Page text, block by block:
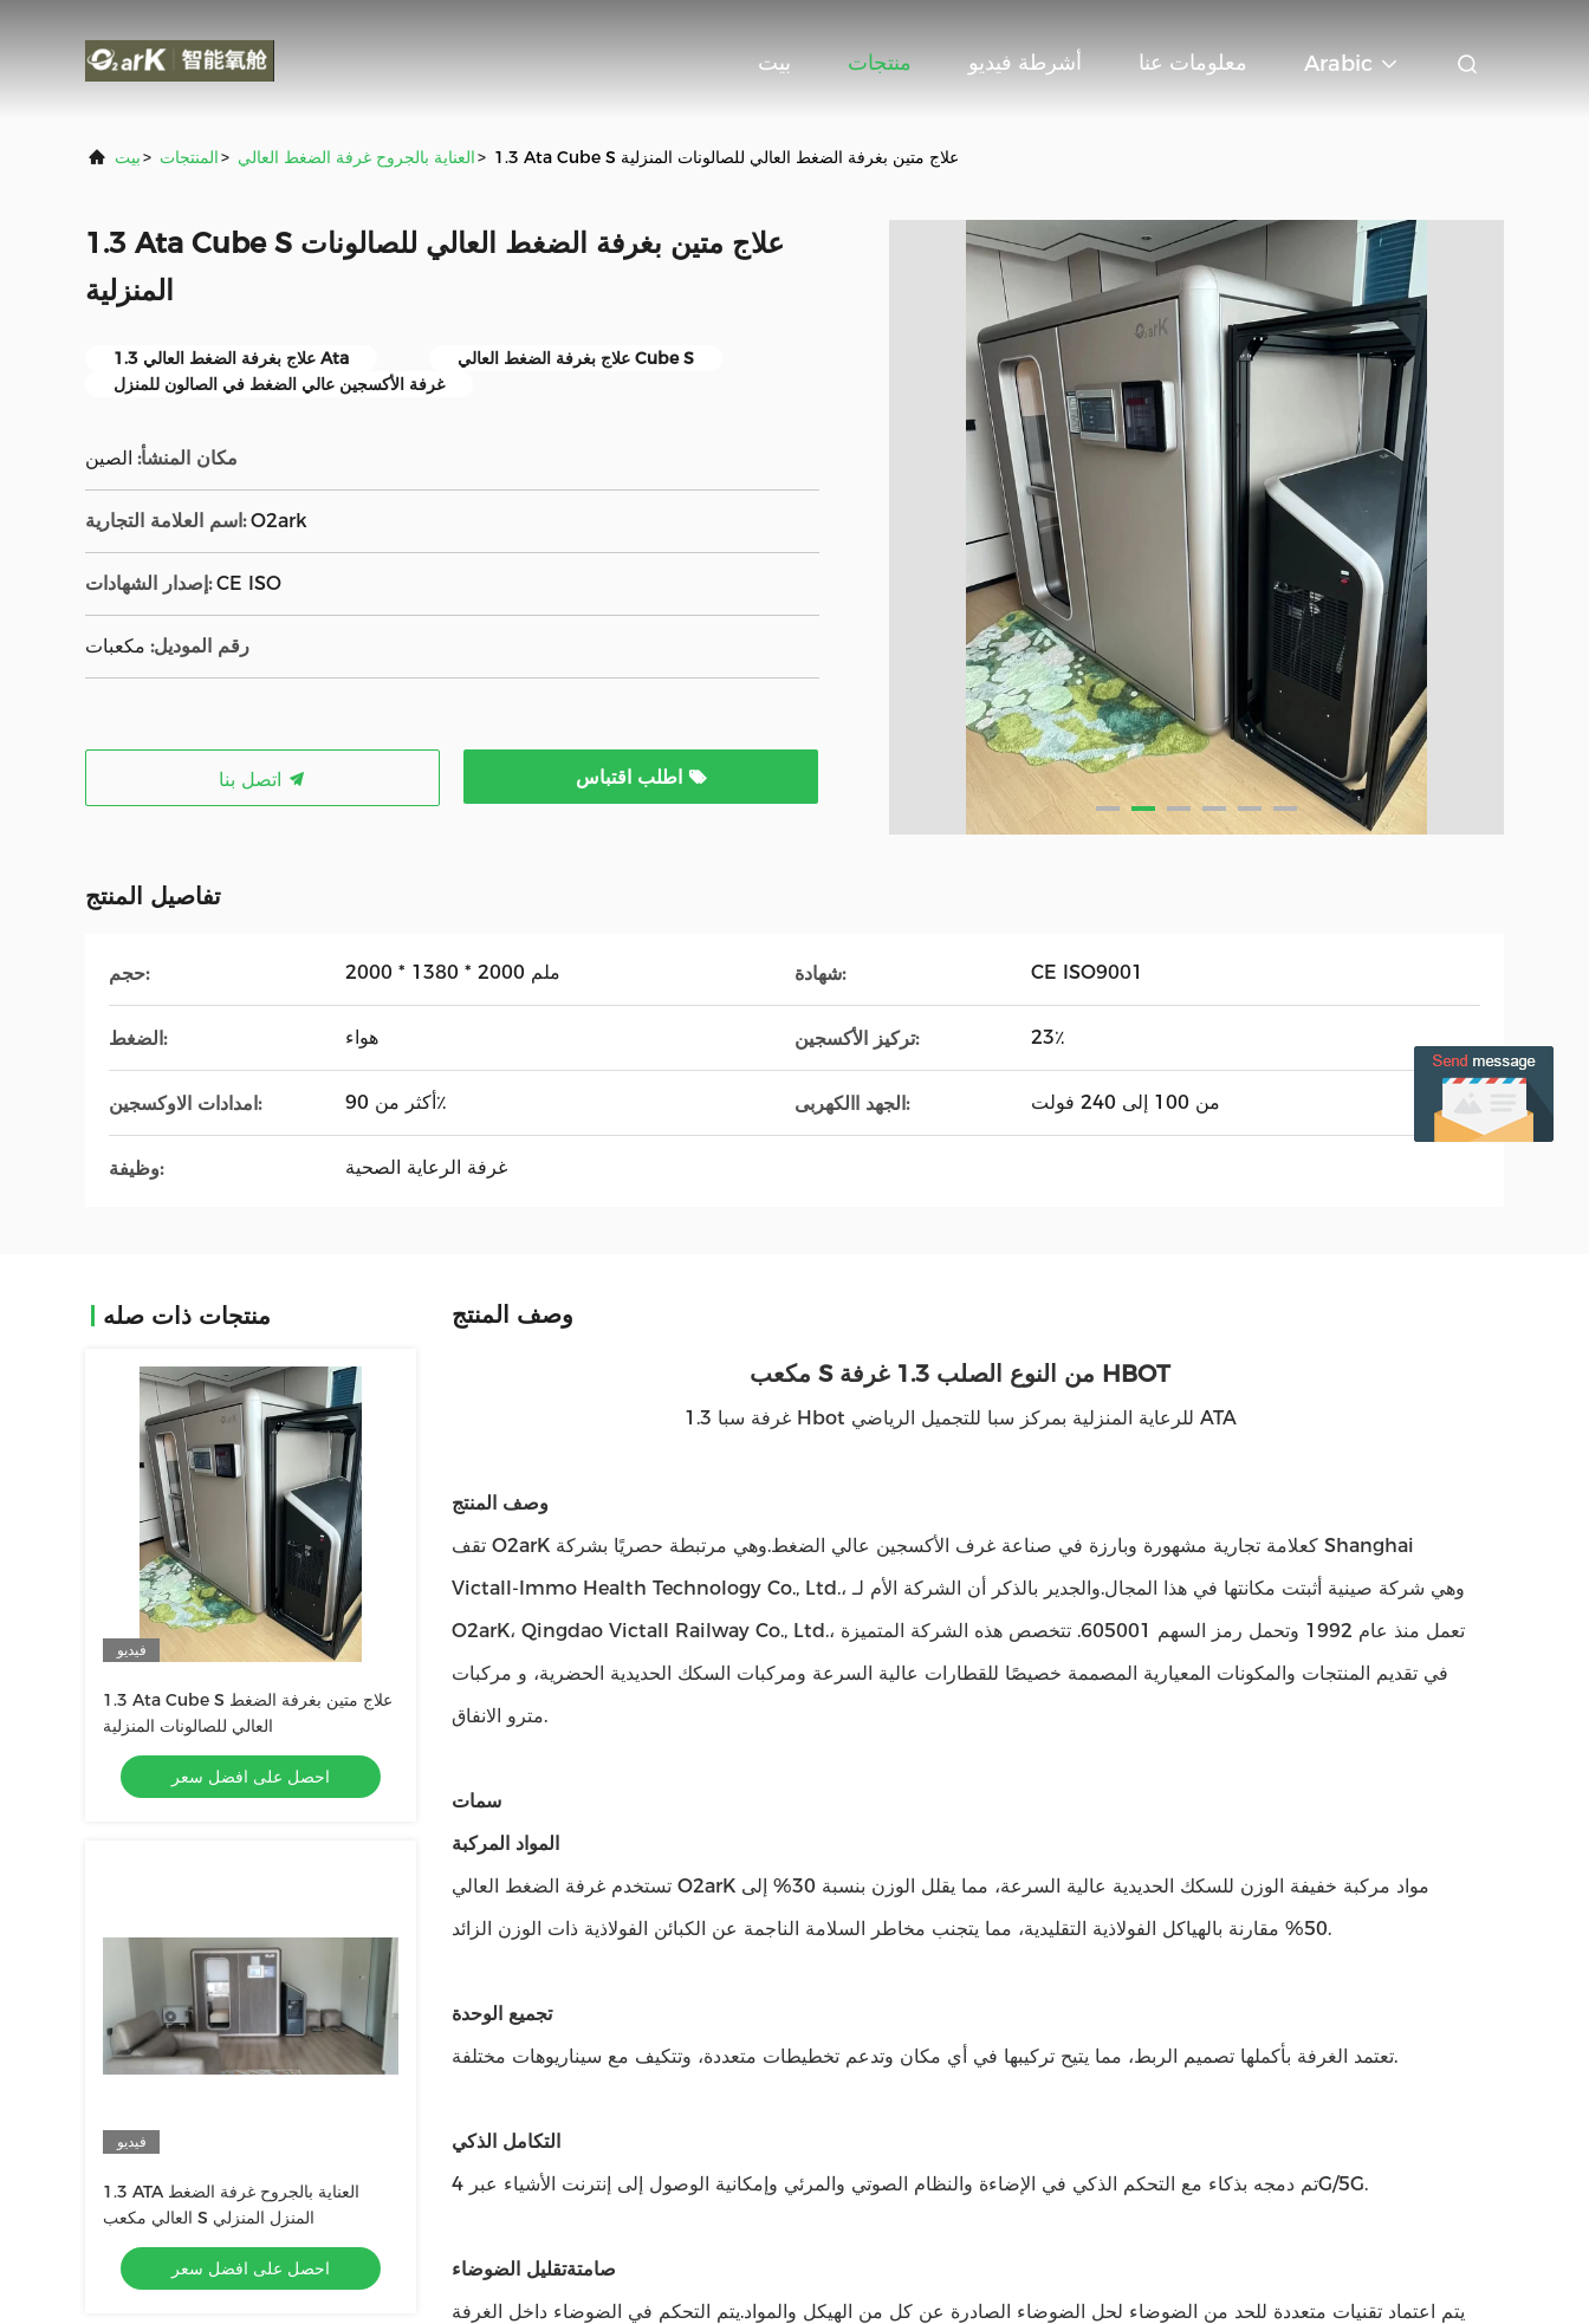
بيت منتجات أشرطة فيديو معلومات عنا Arabic
بيت> المنتجات> العناية بالجروح غرفة الضغط العالي> 1.3 Ata Cube S علاج متين بغرفة الضغط العالي للصالونات المنزلية
1.3 Ata Cube S علاج متين بغرفة الضغط العالي للصالونات
المنزلية
1.3 علاج بغرفة الضغط العالي Ata
علاج بغرفة الضغط العالي Cube S
غرفة الأكسجين عالي الضغط في الصالون للمنزل
مكان المنشأ: الصين
اسم العلامة التجارية: O2ark
إصدار الشهادات: CE ISO
رقم الموديل: مكعبات
اطلب اقتباس
تفاصيل المنتج
حجم: 2000 * 1380 * 2000 ملم شهادة: CE ISO9001
الضغط: هواء تركيز الأكسجين: 23٪
امدادات الاوكسجين: أكثر من 90٪ الجهد االكهربى: من 100 إلى 240 فولت
وظيفة: غرفة الرعاية الصحية
منتجات ذات صله
فيديو
1.3 Ata Cube S علاج متين بغرفة الضغط
العالي للصالونات المنزلية
احصل على افضل سعر
فيديو
1.3 ATA العناية بالجروح غرفة الضغط
العالي مكعب S المنزل المنزلي
احصل على افضل سعر
وصف المنتج
مكعب S من النوع الصلب 1.3 غرفة HBOT
1.3 غرفة سبا Hbot للرعاية المنزلية بمركز سبا للتجميل الرياضي ATA
وصف المنتج
تقف O2arK كعلامة تجارية مشهورة وبارزة في صناعة غرف الأكسجين عالي الضغط.وهي مرتبطة حصريًا بشركة Shanghai
Victall-Immo Health Technology Co., Ltd.، وهي شركة صينية أثبتت مكانتها في هذا المجال.والجدير بالذكر أن الشركة الأم لـ
O2arK، Qingdao Victall Railway Co., Ltd.، تعمل منذ عام 1992 وتحمل رمز السهم 605001. تتخصص هذه الشركة المتميزة
في تقديم المنتجات والمكونات المعيارية المصممة خصيصًا للقطارات عالية السرعة ومركبات السكك الحديدية الحضرية، و مركبات
مترو الانفاق.
سمات
المواد المركبة
تستخدم غرفة الضغط العالي O2arK مواد مركبة خفيفة الوزن للسكك الحديدية عالية السرعة، مما يقلل الوزن بنسبة 30% إلى
50% مقارنة بالهياكل الفولاذية التقليدية، مما يتجنب مخاطر السلامة الناجمة عن الكبائن الفولاذية ذات الوزن الزائد.
تجميع الوحدة
تعتمد الغرفة بأكملها تصميم الربط، مما يتيح تركيبها في أي مكان وتدعم تخطيطات متعددة، وتتكيف مع سيناريوهات مختلفة.
التكامل الذكي
تم دمجه بذكاء مع التحكم الذكي في الإضاءة والنظام الصوتي والمرئي وإمكانية الوصول إلى إنترنت الأشياء عبر 4G/5G.
صامتةتقليل الضوضاء
يتم اعتماد تقنيات متعددة للحد من الضوضاء لحل الضوضاء الصادرة عن كل من الهيكل والمواد.يتم التحكم في الضوضاء داخل الغرفة